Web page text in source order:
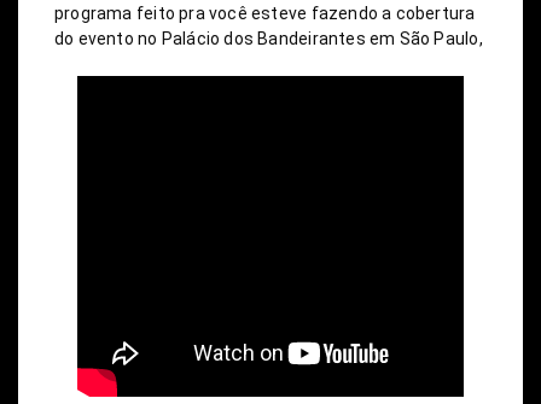
programa feito pra você esteve fazendo a cobertura
do evento no Palácio dos Bandeirantes em São Paulo,